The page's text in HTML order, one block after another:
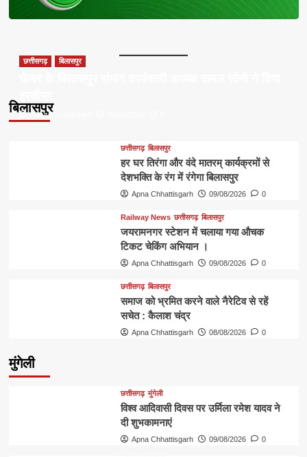
बिलासपुर
छत्तीसगढ़ बिलासपुर
Apna Chhattisgarh
छत्तीसगढ़ बिलासपुर
हर घर तिरंगा और वंदे मातरम् कार्यक्रमों से
देशभक्ति के रंग में रंगेगा बिलासपुर
Apna Chhattisgarh 09/08/2026 0
Railway News छत्तीसगढ़ बिलासपुर
जयरामनगर स्टेशन में चलाया गया औचक
टिकट चेकिंग अभियान ।
Apna Chhattisgarh 09/08/2026 0
छत्तीसगढ़ बिलासपुर
समाज को भ्रमित करने वाले नैरेटिव से रहें
सचेत : कैलाश चंद्र
Apna Chhattisgarh 08/08/2026 0
मुंगेली
छत्तीसगढ़ मुंगेली
विश्व आदिवासी दिवस पर उर्मिला रमेश यादव ने
दी शुभकामनाएं
Apna Chhattisgarh 09/08/2026 0